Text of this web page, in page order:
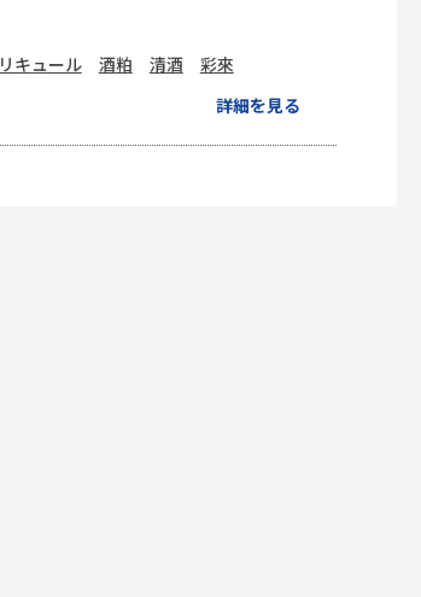
リキュール 酒粕 清酒
彩來
詳細を見る